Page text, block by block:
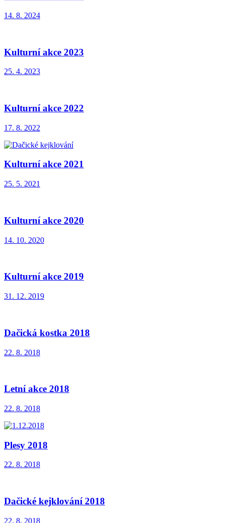
14. 8. 2024
Kulturní akce 2023
25. 4. 2023
Kulturní akce 2022
17. 8. 2022
Kulturní akce 2021
25. 5. 2021
Kulturní akce 2020
14. 10. 2020
Kulturní akce 2019
31. 12. 2019
Dačická kostka 2018
22. 8. 2018
Letní akce 2018
22. 8. 2018
Plesy 2018
22. 8. 2018
Dačické kejklování 2018
22. 8. 2018